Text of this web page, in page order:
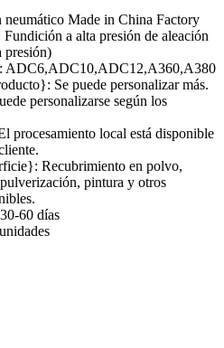
Made in China Factory
a alta presión de aleación
presión)
ADC6,ADC10,ADC12,A360,A380
Se puede personalizar más.
personalizarse según los
procesamiento local está disponible
Recubrimiento en polvo,
pintura y otros
60 días